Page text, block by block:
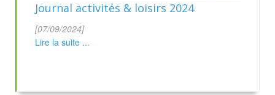
Journal activités & loisirs 2024
[07/09/2024]
Lire la suite ...